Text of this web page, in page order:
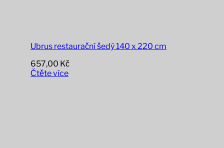
Ubrus restaurační šedý 140 x 220 cm
657,00 Kč
Čtěte více